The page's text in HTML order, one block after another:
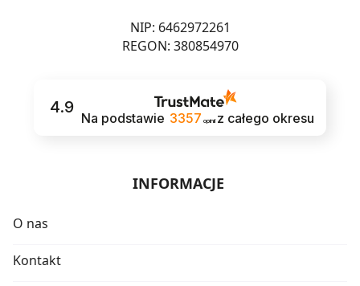
NIP: 6462972261
REGON: 380854970
4.9
Na podstawie 3357 opinii z całego okresu
INFORMACJE
O nas
Kontakt